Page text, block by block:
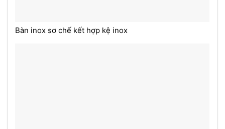
Bàn inox sơ chế kết hợp kệ inox